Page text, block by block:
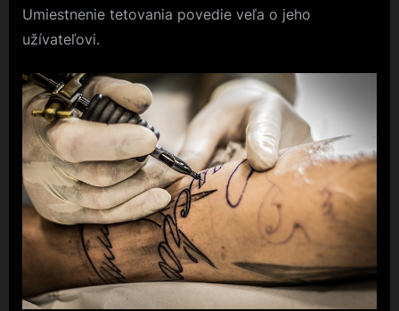
Umiestnenie tetovania povedie veľa o jeho
užívateľovi.